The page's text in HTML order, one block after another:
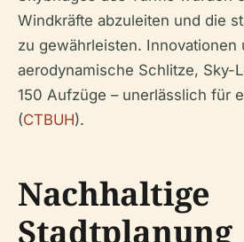
Windkräfte abzuleiten und die
zu gewährleisten. Innovationen
aerodynamische Schlitze, Sky-
150 Aufzüge – unerlässlich für
(CTBUH).
Nachhaltige
Stadtplanung